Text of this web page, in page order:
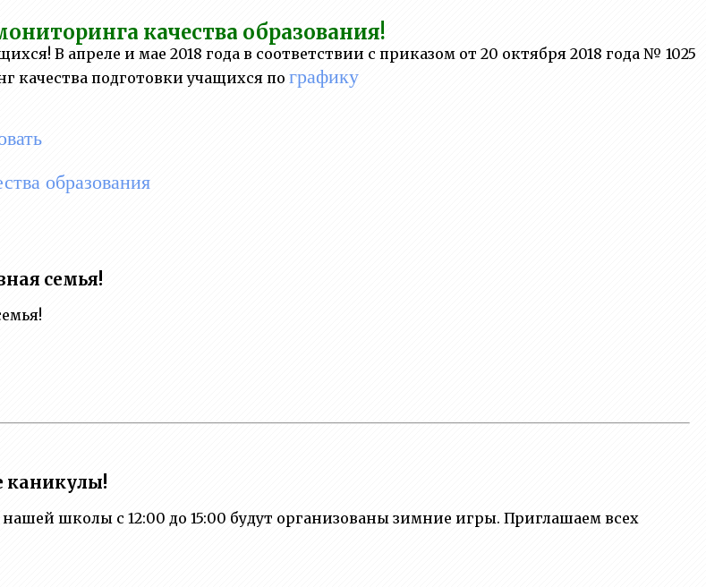
качества образования!
В апреле и мае 2018 года в соответствии с приказом от 20 октября 2018 года № 1025
качества подготовки учащихся по графику
образования
семья!
каникулы!
школы с 12:00 до 15:00 будут организованы зимние игры. Приглашаем всех